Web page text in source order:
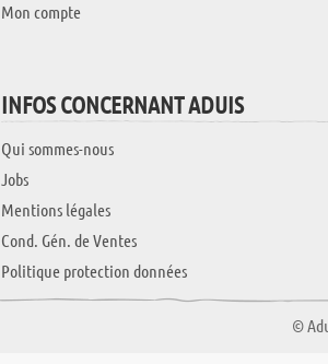
Mon compte
INFOS CONCERNANT ADUIS
Qui sommes-nous
Jobs
Mentions légales
Cond. Gén. de Ventes
Politique protection données
©